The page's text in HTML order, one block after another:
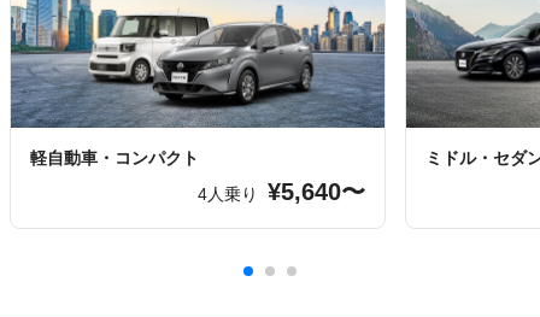
軽自動車・コンパクト
4人乗り
¥5,640〜
ミドル・セダ